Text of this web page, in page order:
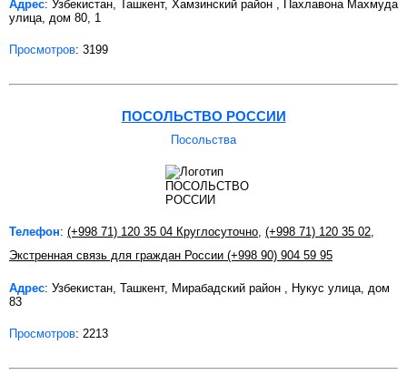
Адрес: Узбекистан, Ташкент, Хамзинский район , Пахлавона Махмуда
улица, дом 80, 1
Просмотров: 3199
ПОСОЛЬСТВО РОССИИ
Посольства
Телефон: (+998 71) 120 35 04 Круглосуточно (+998 71) 120 35 02
Экстренная связь для граждан России (+998 90) 904 59 95
Адрес: Узбекистан, Ташкент, Мирабадский район , Нукус улица, дом
83
Просмотров: 2213